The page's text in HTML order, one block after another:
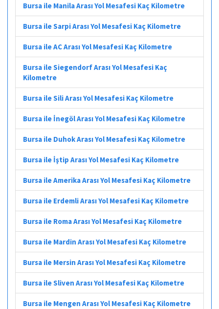
Bursa ile Manila Arası Yol Mesafesi Kaç Kilometre
Bursa ile Sarpi Arası Yol Mesafesi Kaç Kilometre
Bursa ile AC Arası Yol Mesafesi Kaç Kilometre
Bursa ile Siegendorf Arası Yol Mesafesi Kaç
Kilometre
Bursa ile Sili Arası Yol Mesafesi Kaç Kilometre
Bursa ile İnegöl Arası Yol Mesafesi Kaç Kilometre
Bursa ile Duhok Arası Yol Mesafesi Kaç Kilometre
Bursa ile İştip Arası Yol Mesafesi Kaç Kilometre
Bursa ile Amerika Arası Yol Mesafesi Kaç Kilometre
Bursa ile Erdemli Arası Yol Mesafesi Kaç Kilometre
Bursa ile Roma Arası Yol Mesafesi Kaç Kilometre
Bursa ile Mardin Arası Yol Mesafesi Kaç Kilometre
Bursa ile Mersin Arası Yol Mesafesi Kaç Kilometre
Bursa ile Sliven Arası Yol Mesafesi Kaç Kilometre
Bursa ile Mengen Arası Yol Mesafesi Kaç Kilometre